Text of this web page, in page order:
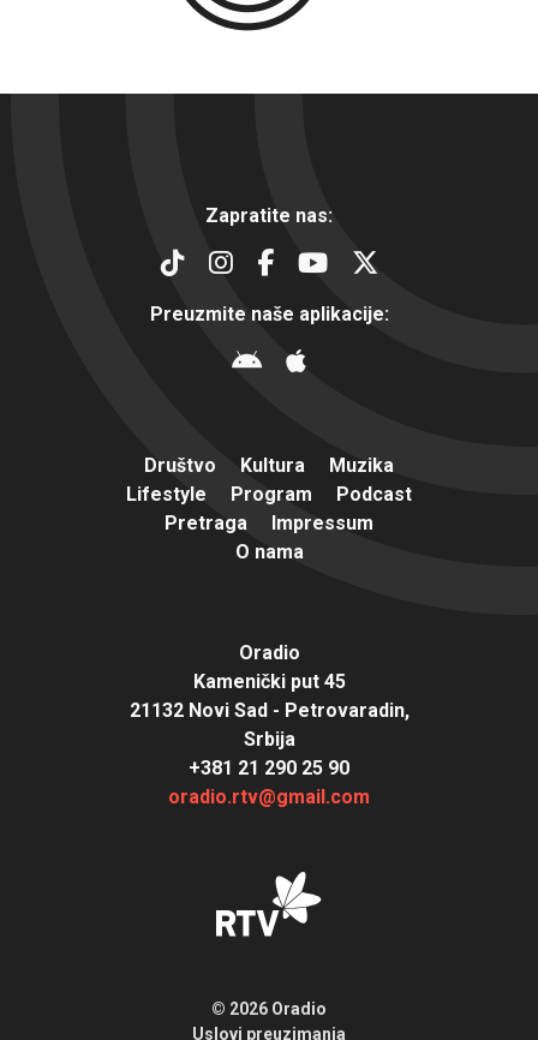
Zapratite nas:
Preuzmite naše aplikacije:
Društvo Kultura
Muzika
Lifestyle
Program
Podcast
Pretraga
Impressum
O nama
Oradio
Kamenički put 45
21132 Novi Sad - Petrovaradin,
Srbija
+381 21 290 25 90
oradio.rtv@gmail.com
© 2026 Oradio
Uslovi preuzimanja